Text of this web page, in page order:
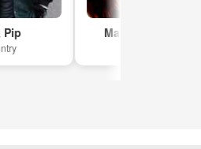
Maika & Wasiliwitsch